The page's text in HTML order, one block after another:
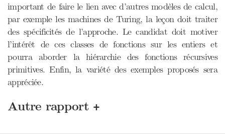
important de faire le lien avec d’autres modèles de calcul,
par exemple les machines de Turing, la leçon doit traiter
des spécificités de l’approche. Le candidat doit motiver
l’intérêt de ces classes de fonctions sur les entiers et
pourra aborder la hiérarchie des fonctions récursives
primitives. Enfin, la variété des exemples proposés sera
appréciée.
Autre rapport +